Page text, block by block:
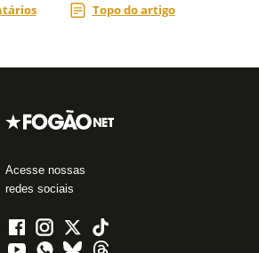
Acesse nossas
redes sociais